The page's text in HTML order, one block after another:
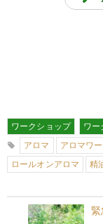
ワークショップ
ワー
アロマ
アロマワ
ロールオンアロマ
精